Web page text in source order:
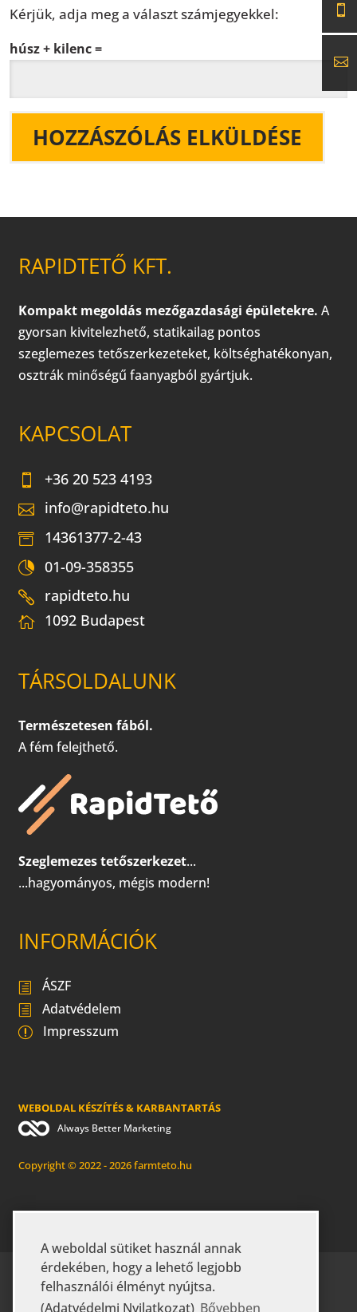
A weboldal sütiket használ annak
érdekében, hogy a lehető legjobb
felhasználói élményt nyújtsa.
(Adatvédelmi Nyilatkozat) Bővebben
Kérjük, adja meg a választ számjegyekkel:
húsz + kilenc =
RAPIDTETŐ KFT.
Kompakt megoldás mezőgazdasági épületekre. A
gyorsan kivitelezhető, statikailag pontos
szeglemezes tetőszerkezeteket, költséghatékonyan,
osztrák minőségű faanyagból gyártjuk.
KAPCSOLAT
+36 20 523 4193
info@rapidteto.hu
14361377-2-43
01-09-358355
rapidteto.hu
1092 Budapest
TÁRSOLDALUNK
Természetesen fából.
A fém felejthető.
Szeglemezes tetőszerkezet...
...hagyományos, mégis modern!
INFORMÁCIÓK
ÁSZF
Adatvédelem
Impresszum
WEBOLDAL KÉSZÍTÉS & KARBANTARTÁS
Always Better Marketing
Copyright © 2022 - 2026 farmteto.hu
KEZDŐLAP RÓLUNK
GYIK
MEZŐGAZDASÁGI ÉPÜLETEK
IPARI ÉPÜLETEK